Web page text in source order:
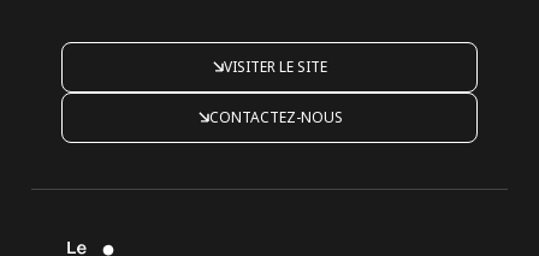
VISITER LE SITE
CONTACTEZ-NOUS